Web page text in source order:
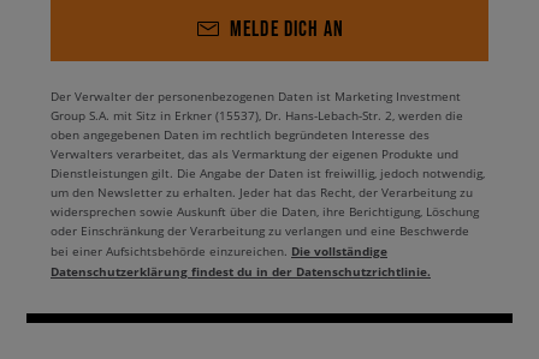
MELDE DICH AN
Der Verwalter der personenbezogenen Daten ist Marketing Investment
Group S.A. mit Sitz in Erkner (15537), Dr. Hans-Lebach-Str. 2, werden die
oben angegebenen Daten im rechtlich begründeten Interesse des
Verwalters verarbeitet, das als Vermarktung der eigenen Produkte und
Dienstleistungen gilt. Die Angabe der Daten ist freiwillig, jedoch notwendig,
um den Newsletter zu erhalten. Jeder hat das Recht, der Verarbeitung zu
widersprechen sowie Auskunft über die Daten, ihre Berichtigung, Löschung
oder Einschränkung der Verarbeitung zu verlangen und eine Beschwerde
bei einer Aufsichtsbehörde einzureichen. Die vollständige
Datenschutzerklärung findest du in der Datenschutzrichtlinie.